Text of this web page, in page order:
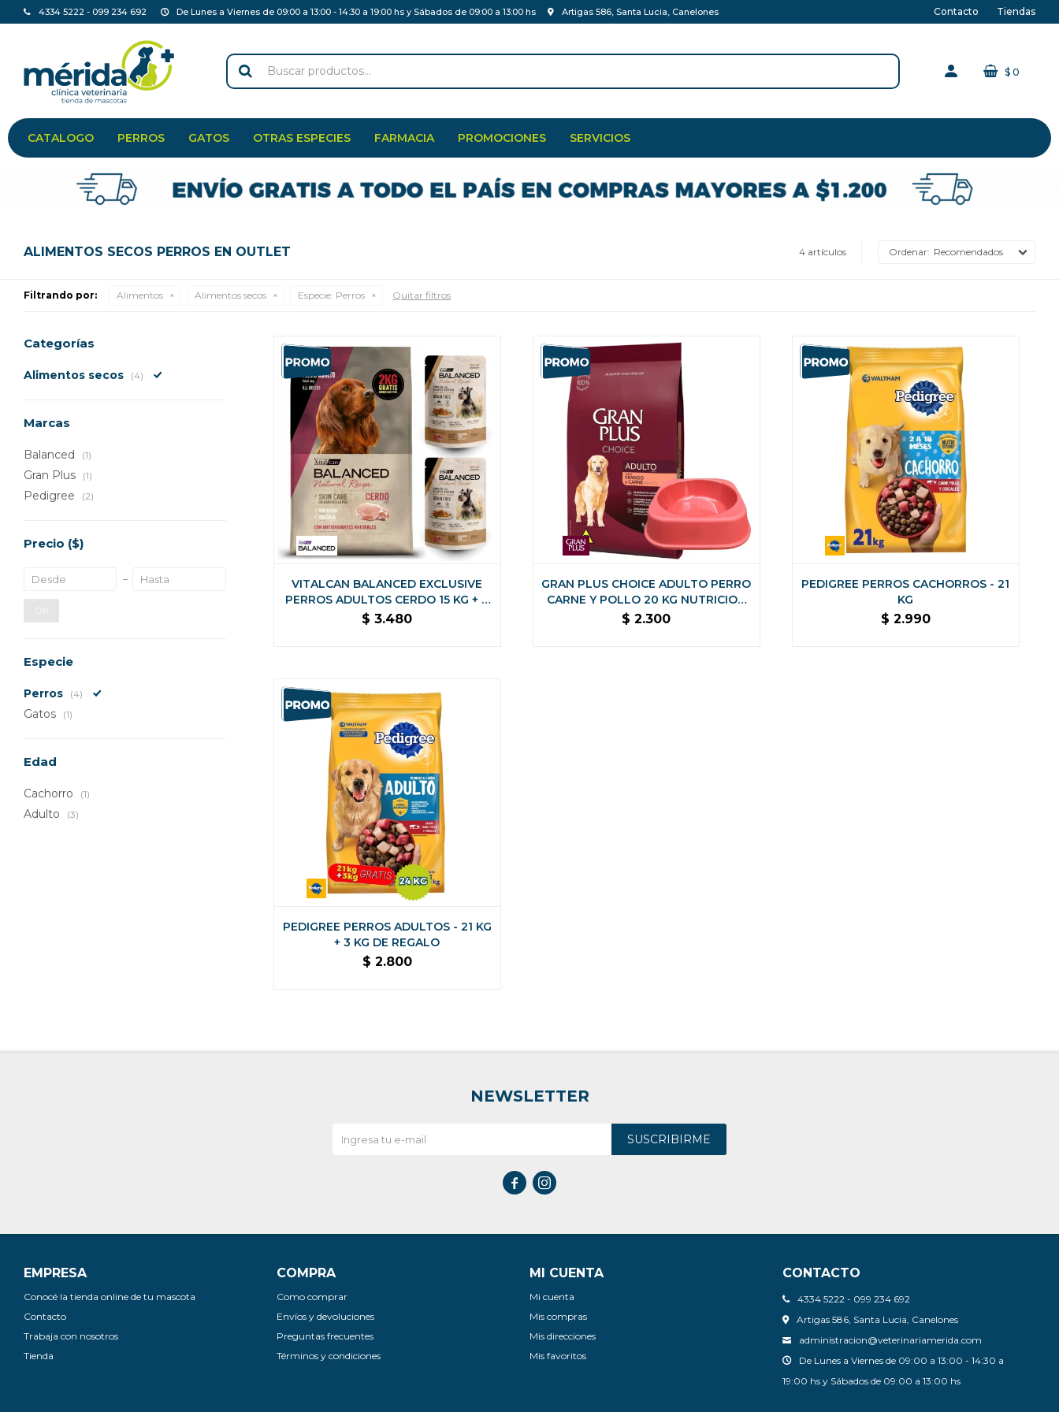
CATALOGO PERROS GATOS OTRAS ESPECIES FARMACIA PROMOCIONES SERVICIOS
$ 0
4334 5222 - 099 234 692 De Lunes a Viernes de 09:00 a 13:00 - 14:30 a 19:00 hs y Sábados de 09:00 a 13:00 hs Artigas 586, Santa Lucia, Canelones Contacto Tiendas
ALIMENTOS SECOS PERROS EN OUTLET 4 artículos Recomendados
Filtrando por: Alimentos Alimentos secos Especie: Perros Quitar filtros
VITALCAN BALANCED EXCLUSIVE
PERROS ADULTOS CERDO 15 KG + 2
KG + 2 SALSAS DE REGALO
$ 3.480
GRAN PLUS CHOICE ADULTO PERRO
CARNE Y POLLO 20 KG NUTRICION
COMPLETA
$ 2.300
PEDIGREE PERROS CACHORROS - 21
KG
$ 2.990
PEDIGREE PERROS ADULTOS - 21 KG
+ 3 KG DE REGALO
$ 2.800
Categorías
Alimentos secos (4)
Marcas
Balanced (1)
Gran Plus (1)
Pedigree (2)
Precio ($)
OK
Especie
Perros (4)
Gatos (1)
Edad
Cachorro (1)
Adulto (3)
CONTACTO
4334 5222 - 099 234 692
Artigas 586, Santa Lucia, Canelones
administracion@veterinariamerida.com
De Lunes a Viernes de 09:00 a 13:00 - 14:30 a
19:00 hs y Sábados de 09:00 a 13:00 hs
EMPRESA
Conocé la tienda online de tu mascota
Contacto
Trabaja con nosotros
Tienda
COMPRA
Como comprar
Envíos y devoluciones
Preguntas frecuentes
Términos y condiciones
MI CUENTA
Mi cuenta
Mis compras
Mis direcciones
Mis favoritos
NEWSLETTER
SUSCRIBIRME
 